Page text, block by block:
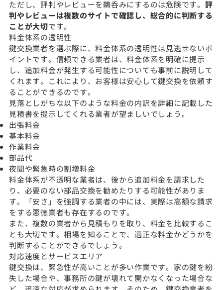
ただし、評判やレビューを鵜呑みにするのは危険です。 評
判やレビューは複数のサイトで確認し、総合的に判断する
ことが大切です。
料金体系の透明性
鍵交換業者を選ぶ際に、料金体系の透明性は見逃せないポ
イントです。信頼できる業者は、料金体系を明確に提示
し、追加料金が発生する可能性についても事前に説明して
くれます。これにより、お客様は安心して鍵交換を依頼す
ることができるのです。
見落としがちな以下のような料金の内訳を詳細に記載した
見積書を提示してくれる業者が望ましいでしょう。
出張料金
基本料金
作業料金
部品代
夜間や緊急時の割増料金
料金体系が不透明な業者は、後から追加料金を請求した
り、必要のない部品交換を勧めたりする可能性がありま
す。「安さ」を強調する業者の中には、実際は高額な請求
をする悪徳業者も存在するのです。
また、複数の業者から見積もりを取り、料金を比較するこ
とも大切です。相場を知ることで、適正な料金かどうかを
判断することができるでしょう。
対応速度とサービスエリア
鍵交換は、緊急性が高いことが多い作業です。家の鍵を紛
失した場合や、事務所の鍵が壊れて開かなくなった場合な